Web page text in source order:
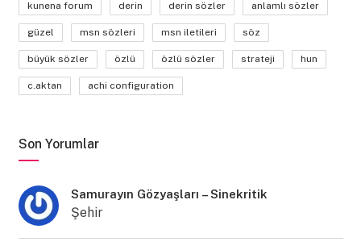
kunena forum derin derin sözler anlamlı sözler
güzel msn sözleri msn iletileri söz
büyük sözler özlü özlü sözler strateji hun
c.aktan achi configuration
Son Yorumlar
Samurayın Gözyaşları – Sinekritik
Şehir